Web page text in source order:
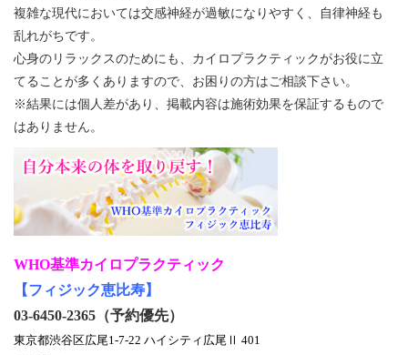
複雑な現代においては交感神経が過敏になりやすく、自律神経も
乱れがちです。
心身のリラックスのためにも、カイロプラクティックがお役に立
てることが多くありますので、お困りの方はご相談下さい。
※結果には個人差があり、掲載内容は施術効果を保証するもので
はありません。
WHO基準カイロプラクティック
【フィジック恵比寿】
03-6450-2365（予約優先）
東京都渋谷区広尾1-7-22 ハイシティ広尾Ⅱ 401